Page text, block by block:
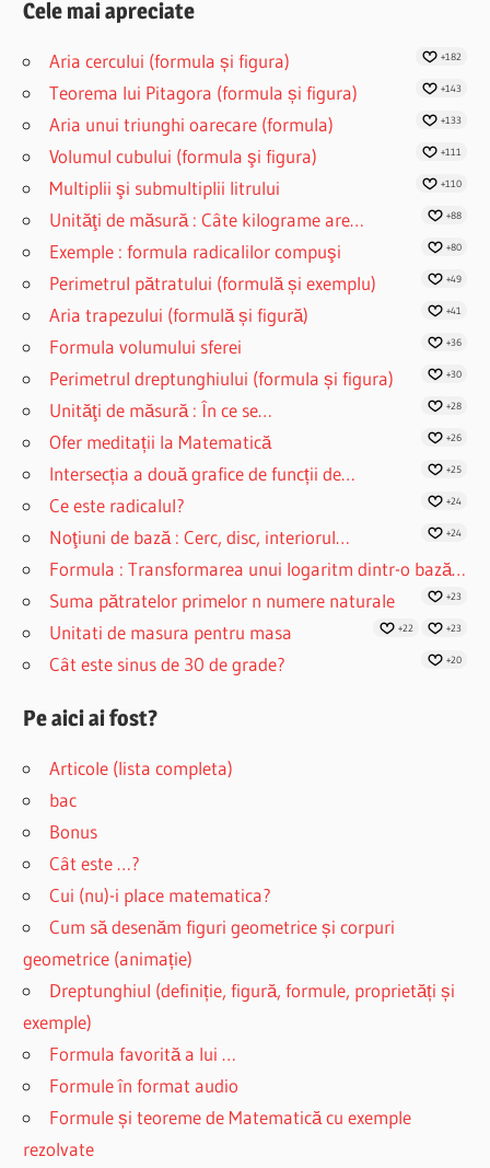
Cele mai apreciate
Aria cercului (formula și figura) +182
Teorema lui Pitagora (formula și figura) +143
Aria unui triunghi oarecare (formula) +133
Volumul cubului (formula şi figura) +111
Multiplii şi submultiplii litrului +110
Unităţi de măsură : Câte kilograme are… +88
Exemple : formula radicalilor compuşi +80
Perimetrul pătratului (formulă și exemplu) +49
Aria trapezului (formulă și figură) +41
Formula volumului sferei +36
Perimetrul dreptunghiului (formula și figura) +30
Unităţi de măsură : În ce se… +28
Ofer meditații la Matematică +26
Intersecția a două grafice de funcții de… +25
Ce este radicalul? +24
Noţiuni de bază : Cerc, disc, interiorul… +24
Formula : Transformarea unui logaritm dintr-o bază…
+23
Suma pătratelor primelor n numere naturale
+23
Unitati de masura pentru masa +22
Cât este sinus de 30 de grade? +20
Pe aici ai fost?
Articole (lista completa)
bac
Bonus
Cât este …?
Cui (nu)-i place matematica?
Cum să desenăm figuri geometrice și corpuri
geometrice (animație)
Dreptunghiul (definiție, figură, formule, proprietăți și
exemple)
Formula favorită a lui …
Formule în format audio
Formule și teoreme de Matematică cu exemple
rezolvate